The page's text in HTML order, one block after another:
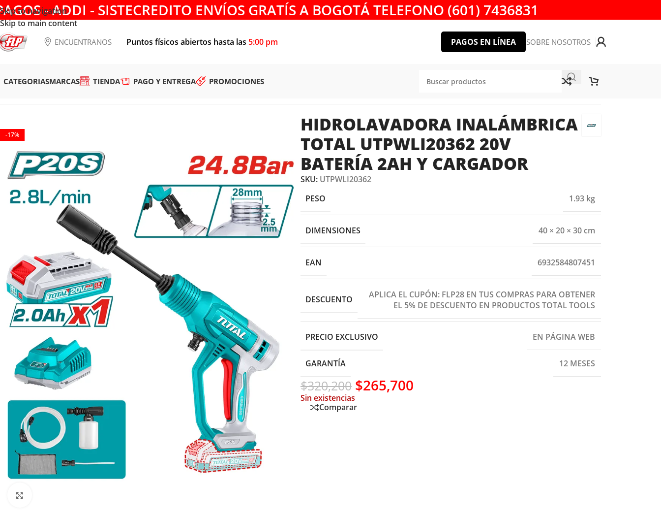
Skip to navigation
Skip to main content
- ADDI - SISTECREDITO ENVÍOS GRATÍS A BOGOTÁ TELEFONO (601) 7436831
ENCUENTRANOS Puntos físicos abiertos hasta las 5:00 pm PAGOS EN LÍNEA SOBRE NOSOTROS
CATEGORIASMARCAS TIENDA PAGO Y ENTREGA PROMOCIONES
-17%
HIDROLAVADORA INALÁMBRICA
TOTAL UTPWLI20362 20V
BATERÍA 2AH Y CARGADOR
SKU: UTPWLI20362
PESO
1.93 kg
DIMENSIONES 40 × 20 × 30 cm
EAN 6932584807451
DESCUENTO
APLICA EL CUPÓN: FLP28 EN TUS COMPRAS PARA OBTENER
EL 5% DE DESCUENTO EN PRODUCTOS TOTAL TOOLS
PRECIO EXCLUSIVO EN PÁGINA WEB
GARANTÍA 12 MESES
$320,200 $265,700
Sin existencias
Comparar